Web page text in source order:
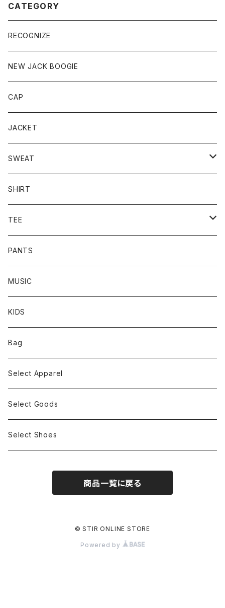
CATEGORY
RECOGNIZE
NEW JACK BOOGIE
CAP
JACKET
SWEAT
CREW
HOODIE
SHIRT
TEE
L/S TEE
S/S TEE
PANTS
MUSIC
KIDS
Bag
Select Apparel
Select Goods
Select Shoes
商品一覧に戻る
© STIR ONLINE STORE
Powered by